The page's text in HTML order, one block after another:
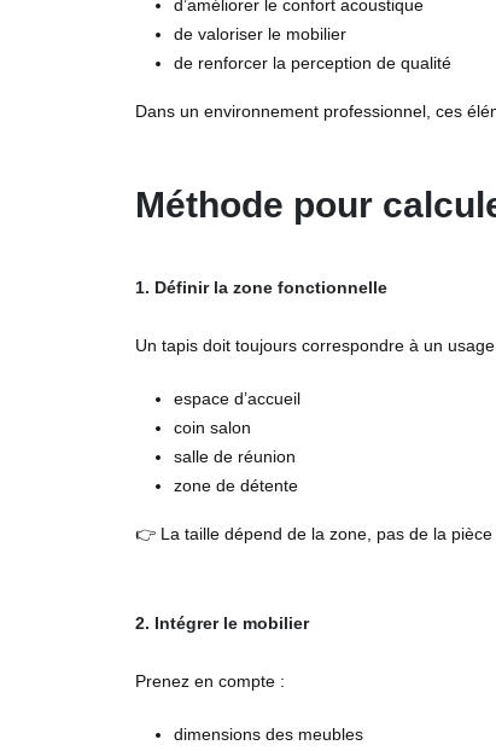
d’améliorer le confort acoustique
de valoriser le mobilier
de renforcer la perception de qualité
Dans un environnement professionnel, ces
Méthode pour
1. Définir la zone fonctionnelle
Un tapis doit toujours correspondre à un
espace d’accueil
coin salon
salle de réunion
zone de détente
👉 La taille dépend de la zone, pas de la pièce
2. Intégrer le mobilier
Prenez en compte :
dimensions des meubles